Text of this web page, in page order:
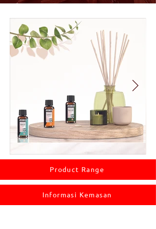
Product Range
Informasi Kemasan